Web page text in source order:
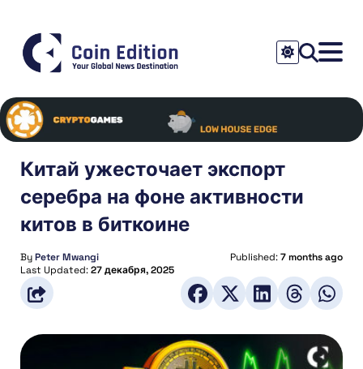
Китай ужесточает экспорт
серебра на фоне активности
китов в биткоине
ByPeter Mwangi Published:7 months ago
Last Updated:27 декабря, 2025